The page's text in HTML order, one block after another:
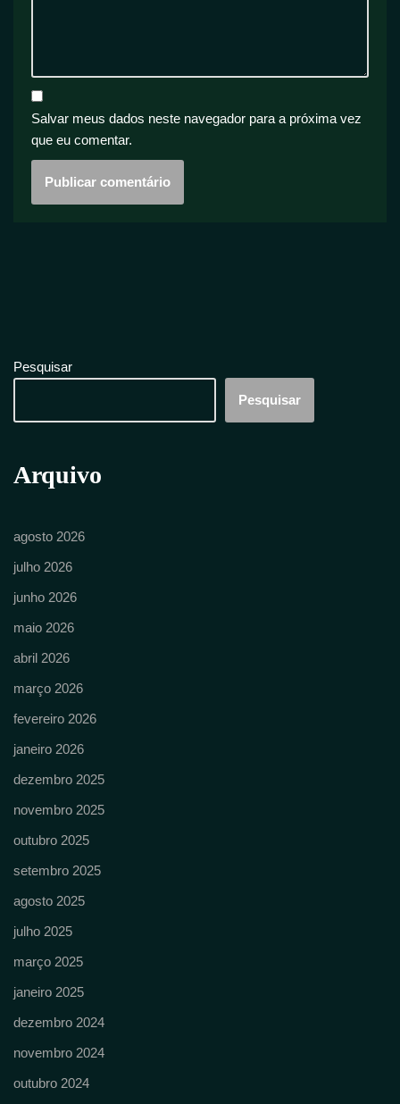
Salvar meus dados neste navegador para a próxima vez
que eu comentar.
Pesquisar
Pesquisar
Arquivo
agosto 2026
julho 2026
junho 2026
maio 2026
abril 2026
março 2026
fevereiro 2026
janeiro 2026
dezembro 2025
novembro 2025
outubro 2025
setembro 2025
agosto 2025
julho 2025
março 2025
janeiro 2025
dezembro 2024
novembro 2024
outubro 2024